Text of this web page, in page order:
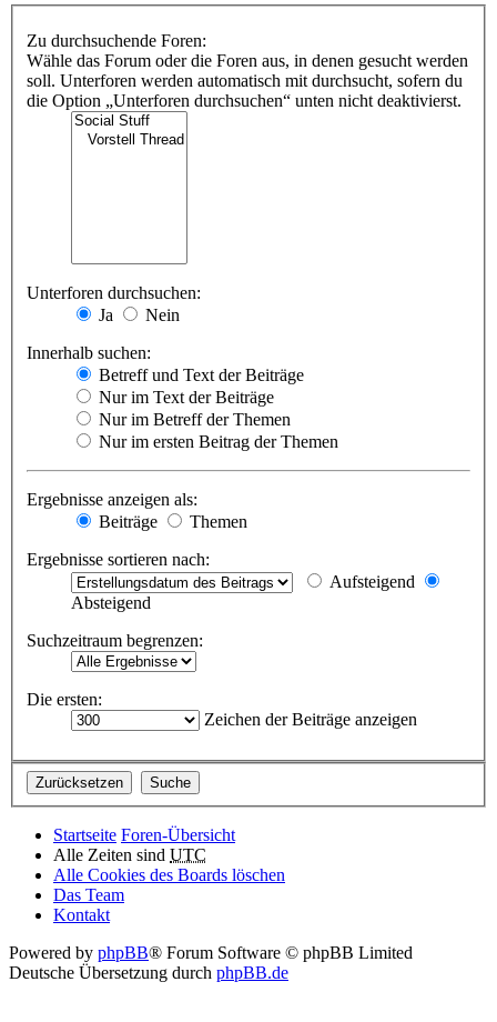
Zu durchsuchende Foren:
Wähle das Forum oder die Foren aus, in denen gesucht werden
soll. Unterforen werden automatisch mit durchsucht, sofern du
die Option „Unterforen durchsuchen“ unten nicht deaktivierst.
Unterforen durchsuchen:
Ja
Nein
Innerhalb suchen:
Betreff und Text der Beiträge
Nur im Text der Beiträge
Nur im Betreff der Themen
Nur im ersten Beitrag der Themen
Ergebnisse anzeigen als:
Beiträge
Themen
Ergebnisse sortieren nach:
Aufsteigend
Absteigend
Suchzeitraum begrenzen:
Die ersten:
Zeichen der Beiträge anzeigen
Startseite Foren-Übersicht
Alle Zeiten sind UTC
Alle Cookies des Boards löschen
Das Team
Kontakt
Powered by phpBB® Forum Software © phpBB Limited
Deutsche Übersetzung durch phpBB.de